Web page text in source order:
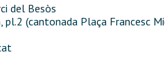
del Besòs
(cantonada Plaça Francesc